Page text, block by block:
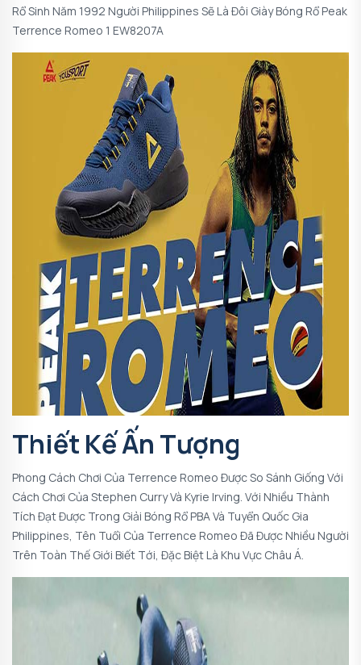
Rổ Sinh Năm 1992 Người Philippines Sẽ Là Đôi Giày Bóng Rổ Peak
Terrence Romeo 1 EW8207A
Thiết Kế Ấn Tượng
Phong Cách Chơi Của Terrence Romeo Được So Sánh Giống Với
Cách Chơi Của Stephen Curry Và Kyrie Irving. Với Nhiều Thành
Tích Đạt Được Trong Giải Bóng Rổ PBA Và Tuyển Quốc Gia
Philippines, Tên Tuổi Của Terrence Romeo Đã Được Nhiều Người
Trên Toàn Thế Giới Biết Tới, Đặc Biệt Là Khu Vực Châu Á.